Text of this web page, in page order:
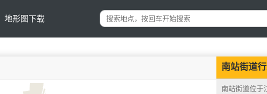
地形图下载
南站街道
南站街道位于